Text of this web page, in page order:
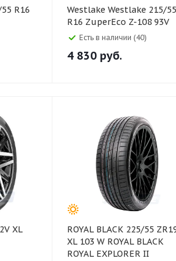
Westlake Westlake 215/55
R16 ZuperEco Z-108 93V
Есть в наличии (40)
4 830 руб.
ROYAL BLACK 225/55 ZR19
XL 103 W ROYAL BLACK
ROYAL EXPLORER II